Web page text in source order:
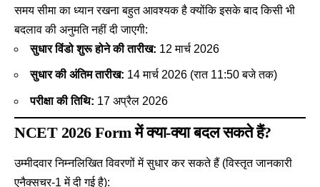
समय सीमा का ध्यान रखना बहुत आवश्यक है क्योंकि इसके बाद किसी भी
बदलाव की अनुमति नहीं दी जाएगी:
सुधार विंडो शुरू होने की तारीख: 12 मार्च 2026
सुधार की अंतिम तारीख: 14 मार्च 2026 (रात 11:50 बजे तक)
परीक्षा की तिथि: 17 अप्रैल 2026
NCET 2026 Form में क्या-क्या बदल सकते हैं?
उम्मीदवार निम्नलिखित विवरणों में सुधार कर सकते हैं (विस्तृत जानकारी
एनैक्सचर-1 में दी गई है):